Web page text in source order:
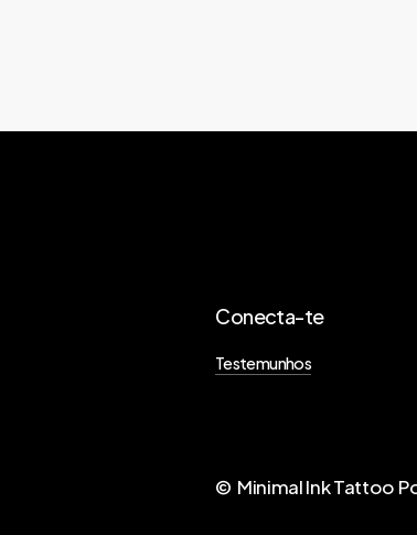
Conecta-te
Testemunhos
© Minimal Ink Tattoo